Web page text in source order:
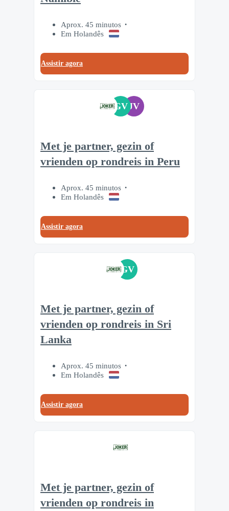
Aprox. 45 minutos
Em Holandês
Assistir agora
GV JV
Met je partner, gezin of
vrienden op rondreis in Peru
Aprox. 45 minutos
Em Holandês
Assistir agora
GV
Met je partner, gezin of
vrienden op rondreis in Sri
Lanka
Aprox. 45 minutos
Em Holandês
Assistir agora
Met je partner, gezin of
vrienden op rondreis in